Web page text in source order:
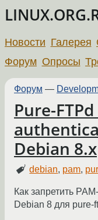
Новости Галерея
Форум Опросы
Форум —
Pure-
Debian 8.x
debian, pam,
Как запретить
Debian 8 для pure-